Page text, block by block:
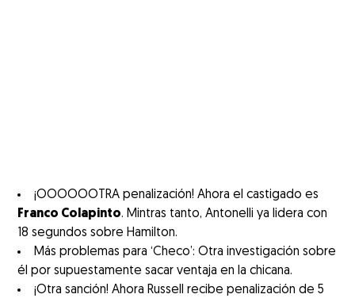
¡OOOOOOTRA penalización! Ahora el castigado es
Franco Colapinto. Mintras tanto, Antonelli ya lidera con
18 segundos sobre Hamilton.
Más problemas para ‘Checo’: Otra investigación sobre
él por supuestamente sacar ventaja en la chicana.
¡Otra sanción! Ahora Russell recibe penalización de 5